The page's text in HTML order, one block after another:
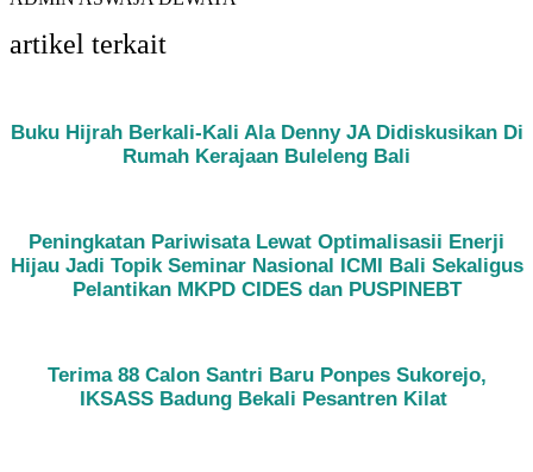
artikel terkait
Buku Hijrah Berkali-Kali Ala Denny JA Didiskusikan Di
Rumah Kerajaan Buleleng Bali
Peningkatan Pariwisata Lewat Optimalisasii Enerji
Hijau Jadi Topik Seminar Nasional ICMI Bali Sekaligus
Pelantikan MKPD CIDES dan PUSPINEBT
Terima 88 Calon Santri Baru Ponpes Sukorejo,
IKSASS Badung Bekali Pesantren Kilat